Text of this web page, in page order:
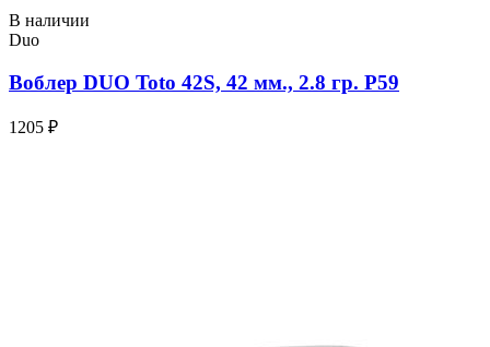
В наличии
Duo
Воблер DUO Toto 42S, 42 мм., 2.8 гр. P59
1205 ₽